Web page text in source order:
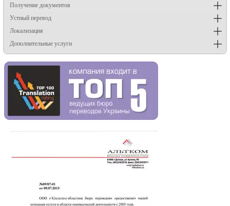
Получение документов
Устный перевод
Локализация
Дополнительные услуги